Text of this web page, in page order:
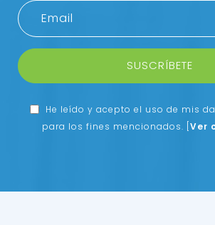
SUSCRÍBETE
He leído y acepto el uso de mis
para los fines mencionados. Ver